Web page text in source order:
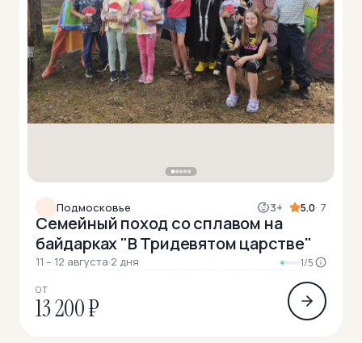
Подмосковье 3+ 5.0· 7
Семейный поход со сплавом на
байдарках "В Тридевятом царстве"
11 – 12 августа·2 дня 1/5
ОТ
13 200 ₽